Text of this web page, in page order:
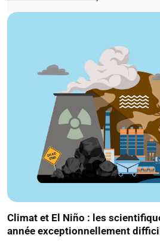
Climat et El Niño : les
année exceptionnellement